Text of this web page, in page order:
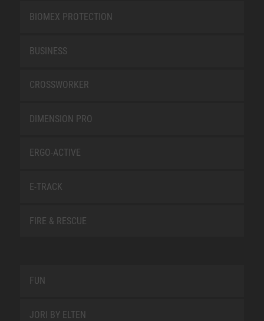
BIOMEX PROTECTION
BUSINESS
CROSSWORKER
DIMENSION PRO
ERGO-ACTIVE
E-TRACK
FIRE & RESCUE
FUN
JORI BY ELTEN